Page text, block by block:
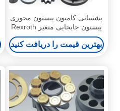
پشتیبانی کامیون پیستون محوری
پیستون جابجایی متغیر Rexroth
SPV6 119 PM
بهترین قیمت را دریافت کنید